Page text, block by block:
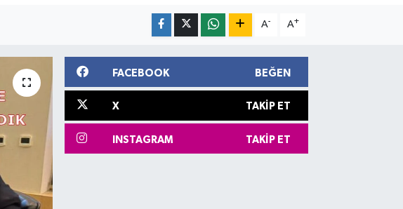
A- A+
FACEBOOK BEĞEN
X TAKIP ET
INSTAGRAM TAKIP ET